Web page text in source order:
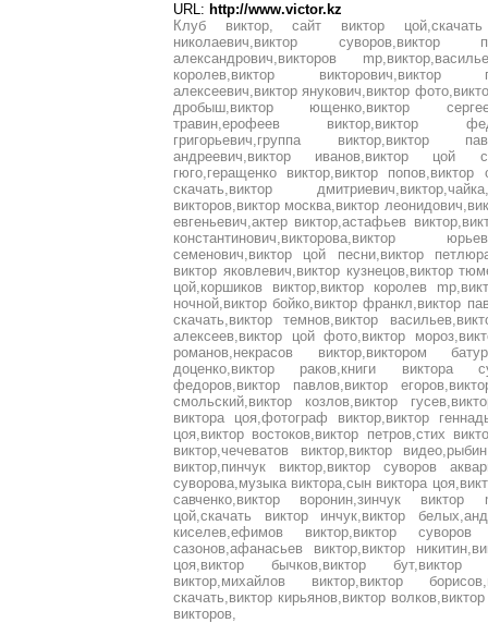
URL: http://www.victor.kz
Клуб виктор, сайт виктор цой,скачать
николаевич,виктор суворов,виктор
александрович,викторов
королев,виктор викторович,виктор
алексеевич,виктор янукович,виктор
дробыш,виктор ющенко,виктор
травин,ерофеев виктор,виктор
григорьевич,группа виктор,виктор
андреевич,виктор иванов,виктор цой
гюго,геращенко виктор,виктор
скачать,виктор
викторов,виктор москва,виктор
евгеньевич,актер виктор,астафьев
константинович,викторова,виктор
семенович,виктор цой песни,виктор
виктор яковлевич,виктор кузнецов,виктор
цой,коршиков виктор,виктор королев
ночной,виктор бойко,виктор франкл,виктор
скачать,виктор темнов,виктор
алексеев,виктор цой фото,виктор
романов,некрасов виктор,виктором
доценко,виктор раков,книги виктора
федоров,виктор павлов,виктор
смольский,виктор козлов,виктор
виктора цоя,фотограф виктор,виктор
цоя,виктор востоков,виктор петров,стих
виктор,чечеватов виктор,виктор
виктор,пинчук виктор,виктор суворов
суворова,музыка виктора,сын виктора
савченко,виктор воронин,зинчук виктор
цой,скачать виктор инчук,виктор
киселев,ефимов виктор,виктор суворов
сазонов,афанасьев виктор,виктор
цоя,виктор бычков,виктор бут,виктор
виктор,михайлов виктор,виктор
скачать,виктор кирьянов,виктор
викторов,